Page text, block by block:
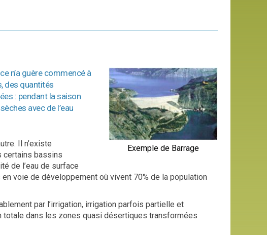
Exemple de Barrage
n’a guère commencé à
des quantités
: pendant la saison
avec de l’eau
Il n’existe
certains bassins
de l’eau de surface
voie de développement où vivent 70% de la population
par l’irrigation, irrigation parfois partielle et
dans les zones quasi désertiques transformées